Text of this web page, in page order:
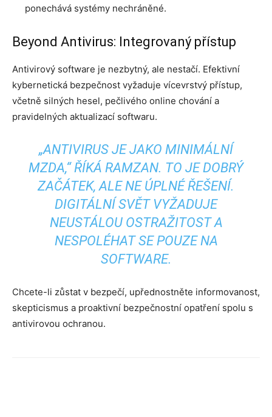
ponechává systémy nechráněné.
Beyond Antivirus: Integrovaný přístup
Antivirový software je nezbytný, ale nestačí. Efektivní
kybernetická bezpečnost vyžaduje vícevrstvý přístup,
včetně silných hesel, pečlivého online chování a
pravidelných aktualizací softwaru.
„ANTIVIRUS JE JAKO MINIMÁLNÍ
MZDA,“ ŘÍKÁ RAMZAN. TO JE DOBRÝ
ZAČÁTEK, ALE NE ÚPLNÉ ŘEŠENÍ.
DIGITÁLNÍ SVĚT VYŽADUJE
NEUSTÁLOU OSTRAŽITOST A
NESPOLÉHAT SE POUZE NA
SOFTWARE.
Chcete-li zůstat v bezpečí, upřednostněte informovanost,
skepticismus a proaktivní bezpečnostní opatření spolu s
antivirovou ochranou.